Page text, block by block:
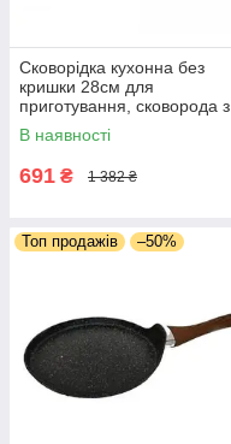
Сковорідка кухонна без
кришки 28см для
приготування, сковорода з
бакелітовою ручкою
мармуровим покриттям
В наявності
691 ₴ 1 382 ₴
Топ продажів –50%